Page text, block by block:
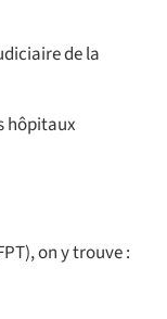
de la
hôpitaux
on y trouve :